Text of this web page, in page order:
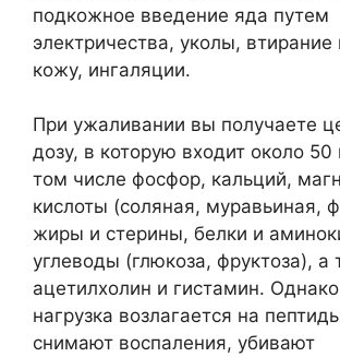
подкожное введение яда путем
электричества, уколы, втирание
кожу, ингаляции.
При ужаливании вы получаете
дозу, в которую входит около
том числе фосфор, кальций,
кислоты (соляная, муравьиная,
жиры и стерины, белки и
углеводы (глюкоза, фруктоза), а
ацетилхолин и гистамин.
нагрузка возлагается на
снимают воспаления, убивают